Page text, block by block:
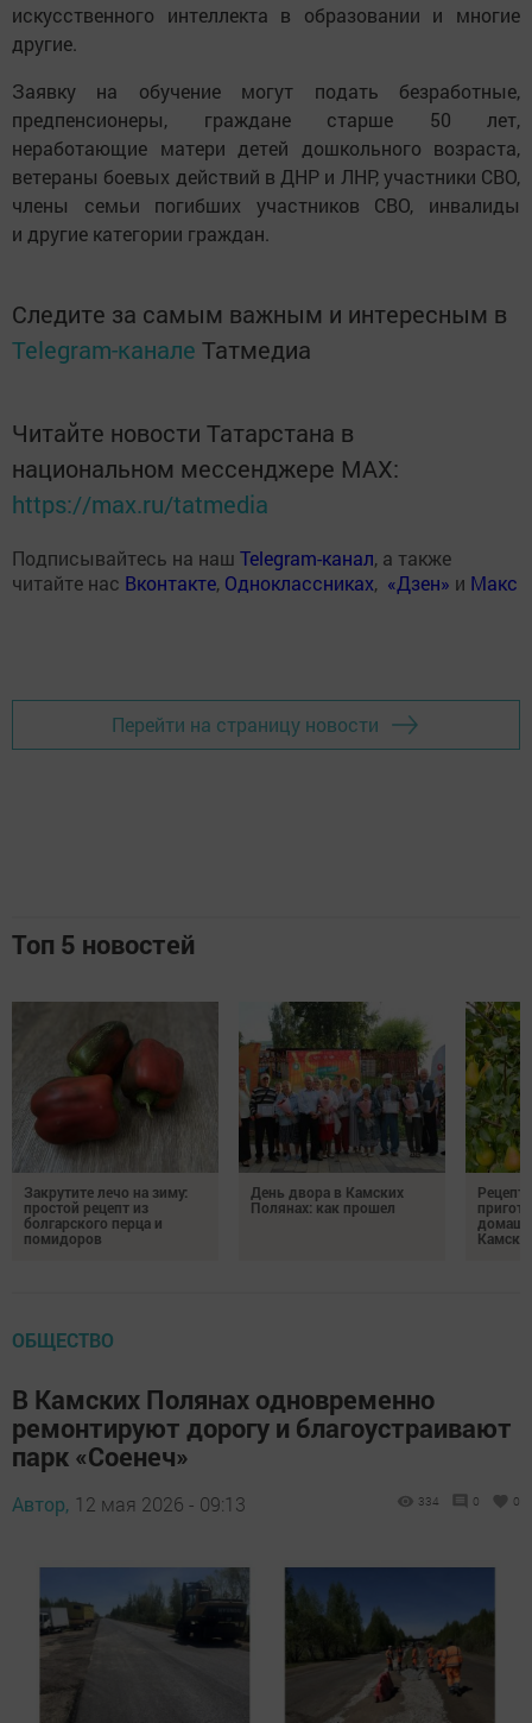
искусственного интеллекта в образовании и многие
другие.
Заявку на обучение могут подать безработные,
предпенсионеры, граждане старше 50 лет,
неработающие матери детей дошкольного возраста,
ветераны боевых действий в ДНР и ЛНР, участники СВО,
члены семьи погибших участников СВО, инвалиды
и другие категории граждан.
Следите за самым важным и интересным в
Telegram-канале Татмедиа
Читайте новости Татарстана в
национальном мессенджере MАХ:
https://max.ru/tatmedia
Подписывайтесь на наш Telegram-канал, а также
читайте нас Вконтакте, Одноклассниках, «Дзен» и Макс
Перейти на страницу новости
Топ 5 новостей
Закрутите лечо на зиму:
простой рецепт из
болгарского перца и
помидоров
День двора в Камских
Полянах: как прошел
ОБЩЕСТВО
В Камских Полянах одновременно
ремонтируют дорогу и благоустраивают
парк «Соенеч»
Автор, 12 мая 2026 - 09:13 334 0 0